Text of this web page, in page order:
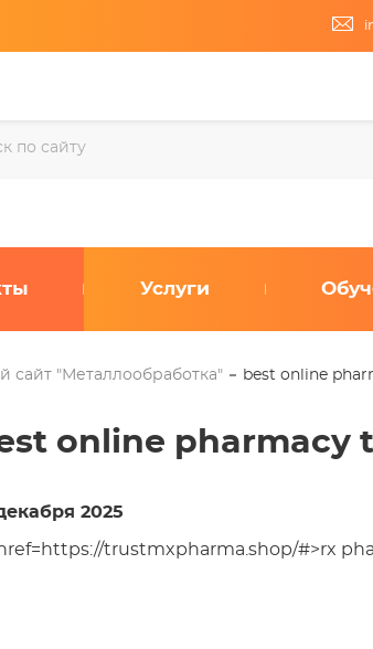
Услуги
сайт "Металлообработка" best online
online pharmacy
2025
trustmxpharma.shop/#>rx